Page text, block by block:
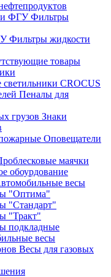
Фильтры
Фильтры жидкости
товары
CROCUS
Пеналы для
Знаки
Оповещатели
маячки
обоурдование
весы
"Оптима"
"Стандарт"
"Тракт"
подкладные
весы
Весы для газовых